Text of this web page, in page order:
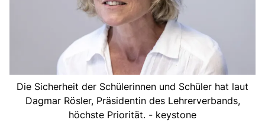
Die Sicherheit der Schülerinnen und Schüler hat laut
Dagmar Rösler, Präsidentin des Lehrerverbands,
höchste Priorität. - keystone